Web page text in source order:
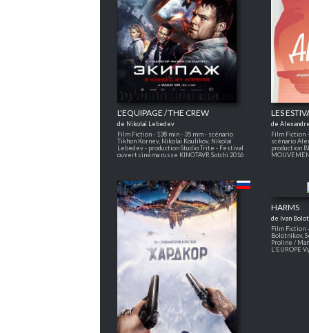
L'EQUIPAGE / THE CREW
de Nikolaï Lebedev
Film Fiction - 138 min - 35 mm - scénario
Tikhon Kornev, Nikolaï Koulikov, Nikolaï
Lebedev - production Studio Trite - Festival
ouvert cinéma russe KINOTAVR Sotchi 2016
LES
de
Film Fiction
scénario
production
HARMS
de Ivan
Film Fiction
Bolotnikov,
Proline /
L'EUROPE